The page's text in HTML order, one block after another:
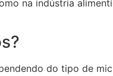
na indústria
do tipo de